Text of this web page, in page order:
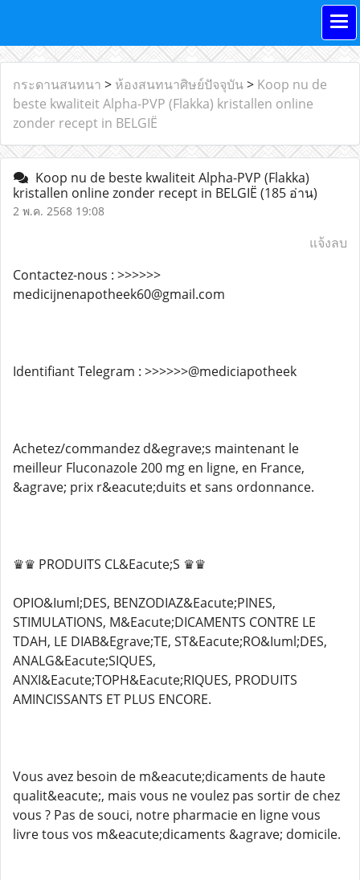
กระดานสนทนา > ห้องสนทนาศิษย์ปัจจุบัน> Koop nu de
beste kwaliteit Alpha-PVP (Flakka) kristallen online
zonder recept in BELGIË
Koop nu de beste kwaliteit Alpha-PVP (Flakka)
kristallen online zonder recept in BELGIË (185 อ่าน)
2 พ.ค. 2568 19:08
แจ้งลบ
Contactez-nous : >>>>>>
medicijnenapotheek60@gmail.com
Identifiant Telegram : >>>>>>@mediciapotheek
Achetez/commandez d&egrave;s maintenant le
meilleur Fluconazole 200 mg en ligne, en France,
&agrave; prix r&eacute;duits et sans ordonnance.
♛♛ PRODUITS CL&Eacute;S ♛♛
OPIO&Iuml;DES, BENZODIAZ&Eacute;PINES,
STIMULATIONS, M&Eacute;DICAMENTS CONTRE LE
TDAH, LE DIAB&Egrave;TE, ST&Eacute;RO&Iuml;DES,
ANALG&Eacute;SIQUES,
ANXI&Eacute;TOPH&Eacute;RIQUES, PRODUITS
AMINCISSANTS ET PLUS ENCORE.
Vous avez besoin de m&eacute;dicaments de haute
qualit&eacute;, mais vous ne voulez pas sortir de chez
vous ? Pas de souci, notre pharmacie en ligne vous
livre tous vos m&eacute;dicaments &agrave; domicile.